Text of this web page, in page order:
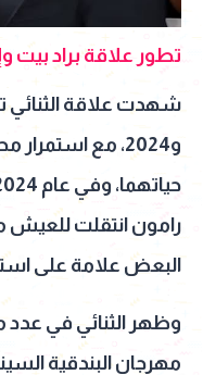
تطور علاقة براد بيت
و2024، مع
رامون انتقلت للعيش
البعض علامة على
وظهر الثنائي في عدد